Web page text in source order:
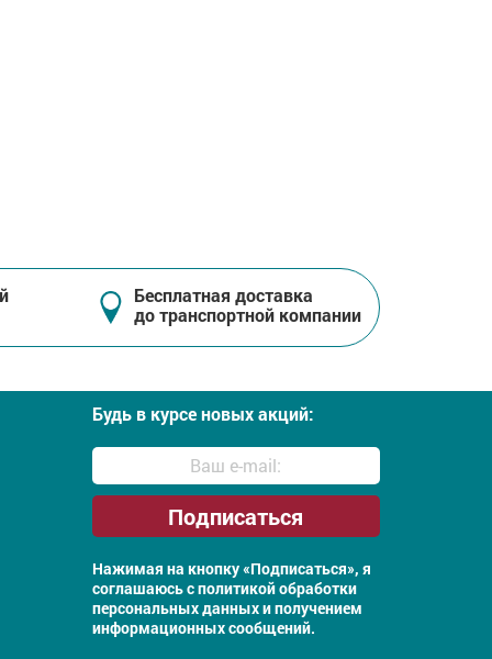
Бесплатная доставка
до транспортной компании
Будь в курсе новых акций:
Нажимая на кнопку «Подписаться», я
соглашаюсь сполитикой обработки
персональных данных и получением
информационных сообщений.